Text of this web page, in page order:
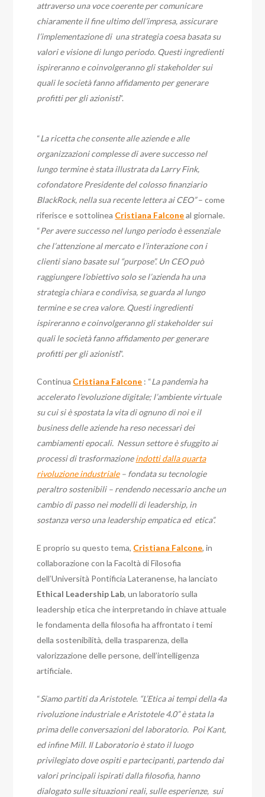
attraverso una voce coerente per comunicare
chiaramente il fine ultimo dell’impresa, assicurare
l’implementazione di una strategia coesa basata su
valori e visione di lungo periodo. Questi ingredienti
ispireranno e coinvolgeranno gli stakeholder sui
quali le società fanno affidamento per generare
profitti per gli azionisti”.
“La ricetta che consente alle aziende e alle
organizzazioni complesse di avere successo nel
lungo termine è stata illustrata da Larry Fink,
cofondatore Presidente del colosso finanziario
BlackRock, nella sua recente lettera ai CEO”– come
riferisce e sottolinea Cristiana Falconeal giornale.
“Per avere successo nel lungo periodo è essenziale
che l’attenzione al mercato e l’interazione con i
clienti siano basate sul “purpose”. Un CEO può
raggiungere l’obiettivo solo se l’azienda ha una
strategia chiara e condivisa, se guarda al lungo
termine e se crea valore. Questi ingredienti
ispireranno e coinvolgeranno gli stakeholder sui
quali le società fanno affidamento per generare
profitti per gli azionisti”.
Continua Cristiana Falcone : “Lapandemia ha
accelerato l’evoluzione digitale; l’ambiente virtuale
su cui si è spostata la vita di ognuno di noi e il
business delle aziende ha reso necessari dei
cambiamenti epocali. Nessun settore è sfuggito ai
processi di trasformazioneindotti dalla quarta
rivoluzione industriale– fondata su tecnologie
peraltro sostenibili – rendendo necessario anche un
cambio di passo nei modelli di leadership, in
sostanza verso una leadership empatica ed etica”.
E proprio su questo tema, Cristiana Falcone, in
collaborazione con la Facoltà di Filosofia
dell’Università Pontificia Lateranense, ha lanciato
Ethical Leadership Lab, un laboratorio sulla
leadership etica che interpretando in chiave attuale
le fondamenta della filosofia ha affrontato i temi
della sostenibilità, della trasparenza, della
valorizzazione delle persone, dell’intelligenza
artificiale.
“Siamo partiti da Aristotele. “L’Etica ai tempi della 4a
rivoluzione industriale e Aristotele 4.0” è stata la
prima delle conversazioni del laboratorio. Poi Kant,
ed infine Mill. Il Laboratorio è stato il luogo
privilegiato dove ospiti e partecipanti, partendo dai
valori principali ispirati dalla filosofia, hanno
dialogato sulle situazioni reali, sulle esperienze, sui